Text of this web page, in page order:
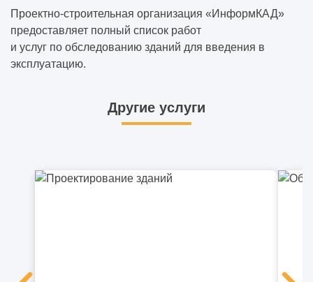
Проектно-строительная организация «ИнформКАД»
предоставляет полный список работ
и услуг по обследованию зданий для введения в
эксплуатацию.
Другие услуги